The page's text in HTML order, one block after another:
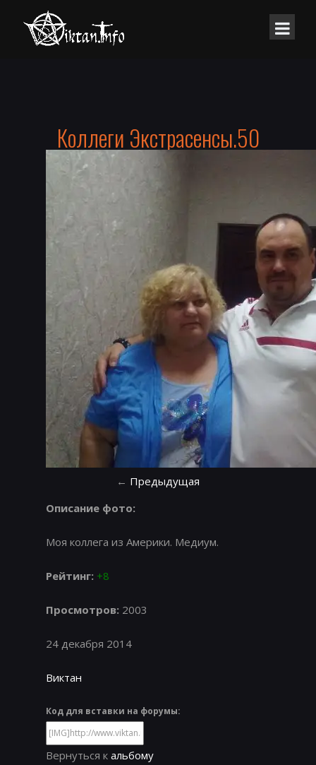
Коллеги Экстрасенсы.50
← Предыдущая
Описание фото:
Моя коллега из Америки. Медиум.
Рейтинг: +8
Просмотров: 2003
24 декабря 2014
Виктан
Код для вставки на форумы:
Вернуться к альбому